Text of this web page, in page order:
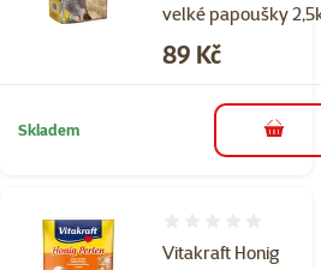
velké papoušky
Cena
89 Kč
Skladem do
Vitakraft Honig